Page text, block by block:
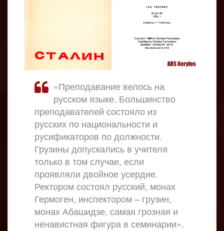
«Преподавание велось на
русском языке. Большинство
преподавателей состояло из
русских по национальности и
русификаторов по должности.
Грузины допускались в учителя
только в том случае, если
проявляли двойное усердие.
Ректором состоял русский, монах
Гермоген, инспектором – грузин,
монах Абашидзе, самая грозная и
ненавистная фигура в семинарии».